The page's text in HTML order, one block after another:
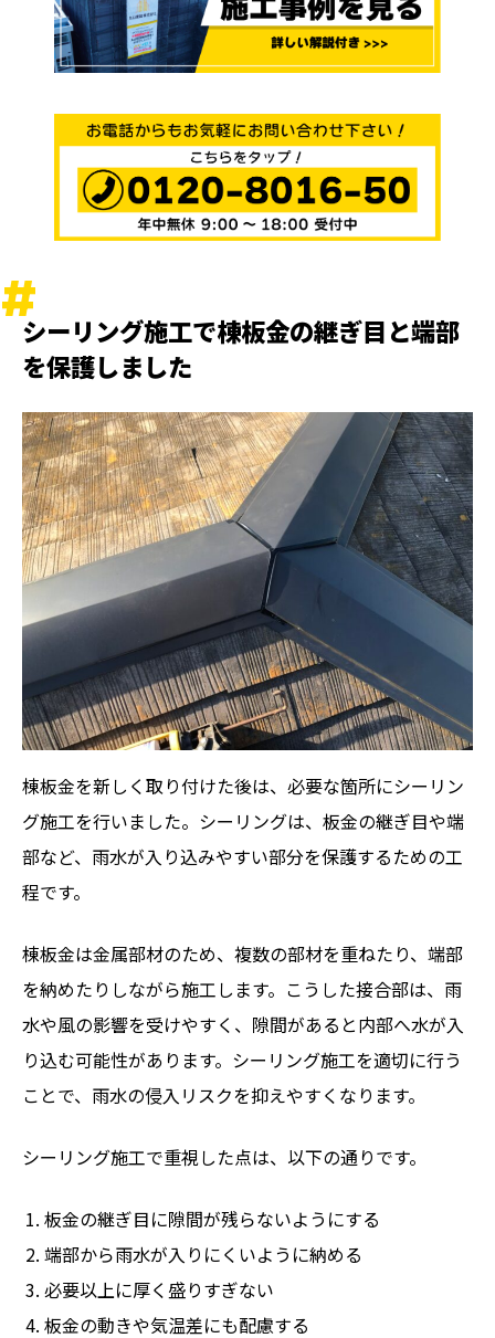
シーリング施工で棟板金の継ぎ目と端部
を保護しました
棟板金を新しく取り付けた後は、必要な箇所にシーリン
グ施工を行いました。シーリングは、板金の継ぎ目や端
部など、雨水が入り込みやすい部分を保護するための工
程です。
棟板金は金属部材のため、複数の部材を重ねたり、端部
を納めたりしながら施工します。こうした接合部は、雨
水や風の影響を受けやすく、隙間があると内部へ水が入
り込む可能性があります。シーリング施工を適切に行う
ことで、雨水の侵入リスクを抑えやすくなります。
シーリング施工で重視した点は、以下の通りです。
板金の継ぎ目に隙間が残らないようにする
端部から雨水が入りにくいように納める
必要以上に厚く盛りすぎない
板金の動きや気温差にも配慮する